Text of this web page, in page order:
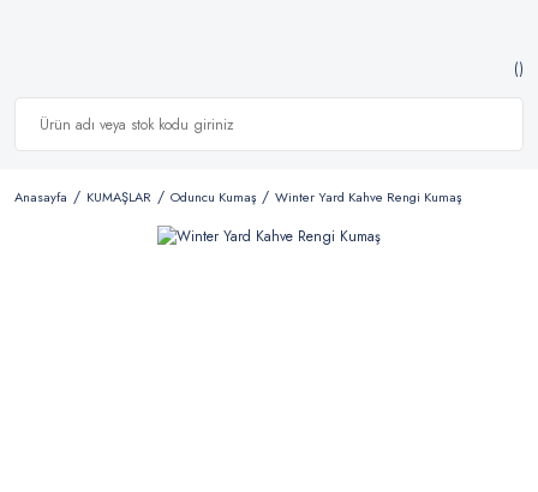
Anasayfa KUMAŞLAR Oduncu Kumaş Winter Yard Kahve Rengi Kumaş